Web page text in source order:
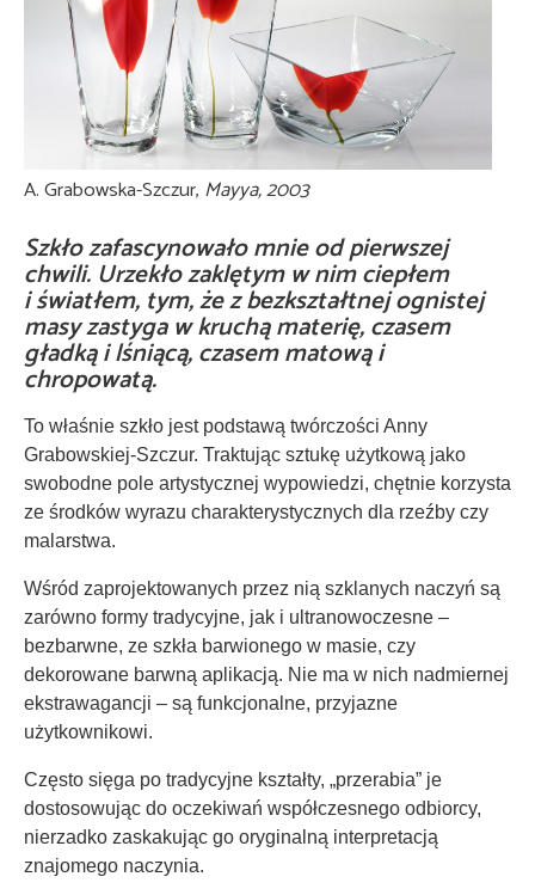
A. Grabowska-Szczur, Mayya, 2003
Szkło zafascynowało mnie od pierwszej
chwili. Urzekło zaklętym w nim ciepłem
i światłem, tym, że z bezkształtnej ognistej
masy zastyga w kruchą materię, czasem
gładką i lśniącą, czasem matową i
chropowatą.
To właśnie szkło jest podstawą twórczości Anny
Grabowskiej-Szczur. Traktując sztukę użytkową jako
swobodne pole artystycznej wypowiedzi, chętnie korzysta
ze środków wyrazu charakterystycznych dla rzeźby czy
malarstwa.
Wśród zaprojektowanych przez nią szklanych naczyń są
zarówno formy tradycyjne, jak i ultranowoczesne –
bezbarwne, ze szkła barwionego w masie, czy
dekorowane barwną aplikacją. Nie ma w nich nadmiernej
ekstrawagancji – są funkcjonalne, przyjazne
użytkownikowi.
Często sięga po tradycyjne kształty, „przerabia” je
dostosowując do oczekiwań współczesnego odbiorcy,
nierzadko zaskakując go oryginalną interpretacją
znajomego naczynia.